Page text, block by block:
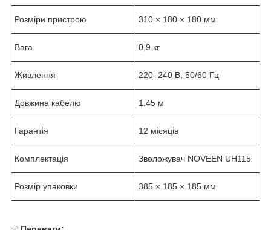
Розміри пристрою 310 × 180 × 180 мм
Вага 0,9 кг
Живлення 220–240 В, 50/60 Гц
Довжина кабелю 1,45 м
Гарантія 12 місяців
Комплектація Зволожувач NOVEEN UH115
Розмір упаковки 385 × 185 × 185 мм